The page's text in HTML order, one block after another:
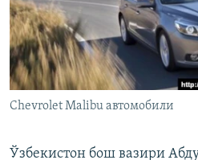
Chevrolet Malibu автомобили
Ўзбекистон бош вазири